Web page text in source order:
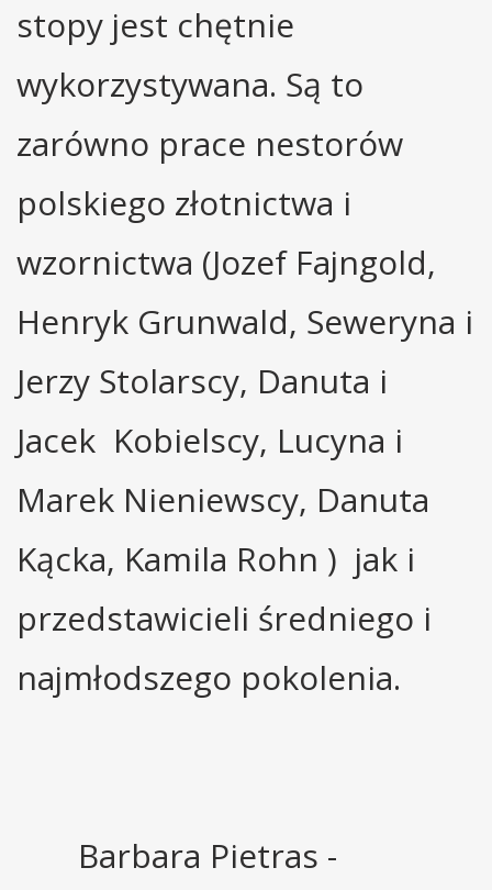
stopy jest chętnie
wykorzystywana. Są to
zarówno prace nestorów
polskiego złotnictwa i
wzornictwa (Jozef Fajngold,
Henryk Grunwald, Seweryna i
Jerzy Stolarscy, Danuta i
Jacek Kobielscy, Lucyna i
Marek Nieniewscy, Danuta
Kącka, Kamila Rohn ) jak i
przedstawicieli średniego i
najmłodszego pokolenia.
Barbara Pietras -